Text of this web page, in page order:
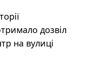
дозвіл
на вулиці